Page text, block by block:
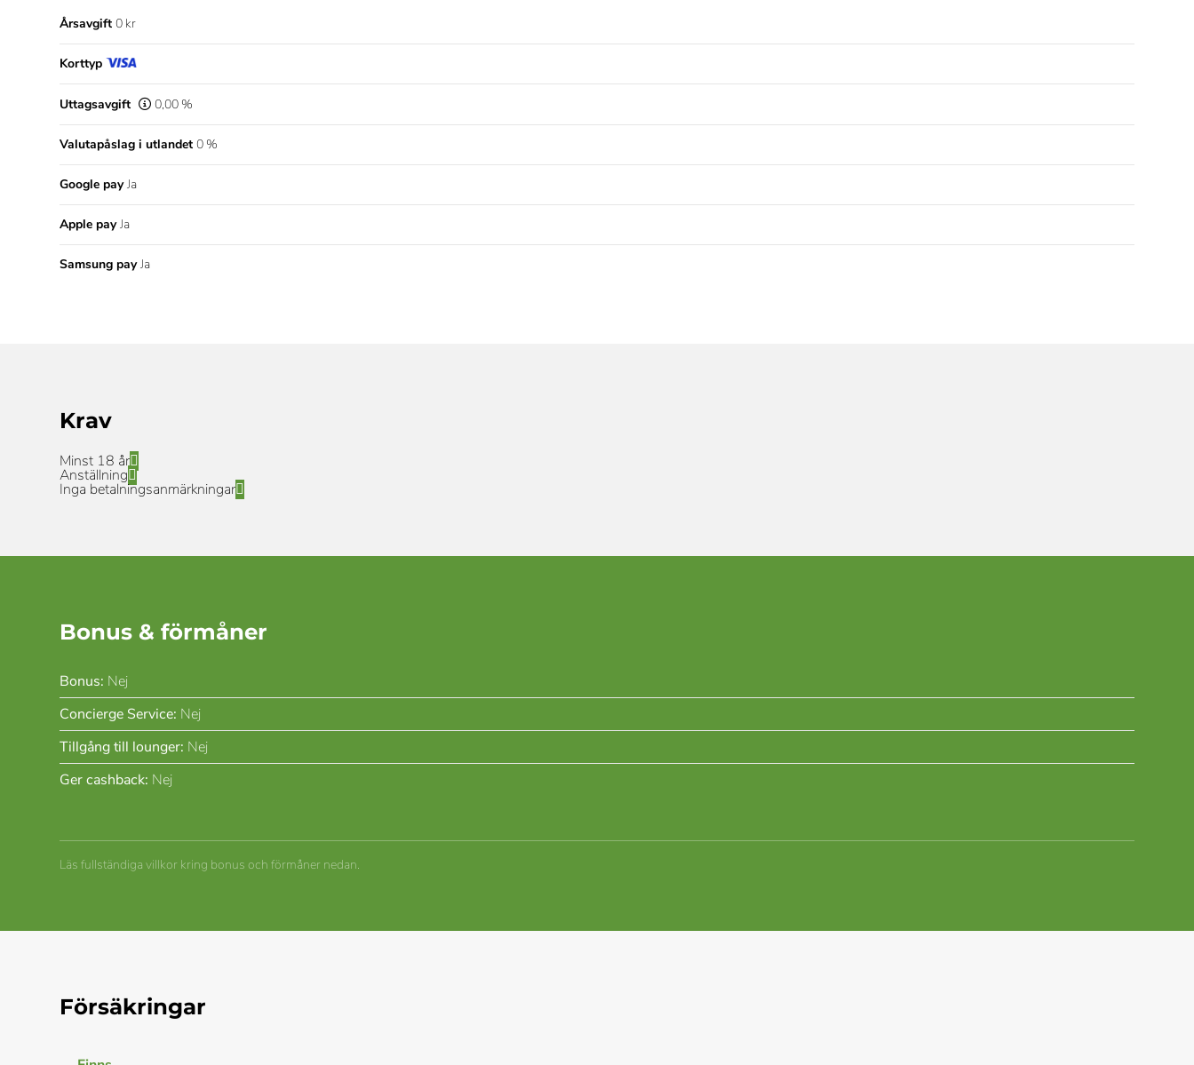
Årsavgift0 kr
Korttyp
Uttagsavgift 0,00 %
Valutapåslag i utlandet0 %
Google payJa
Apple payJa
Samsung payJa
Krav
Minst 18 år
Anställning
Inga betalningsanmärkningar
Bonus & förmåner
Bonus: Nej
Concierge Service: Nej
Tillgång till lounger: Nej
Ger cashback: Nej
Läs fullständiga villkor kring bonus och förmåner nedan.
Försäkringar